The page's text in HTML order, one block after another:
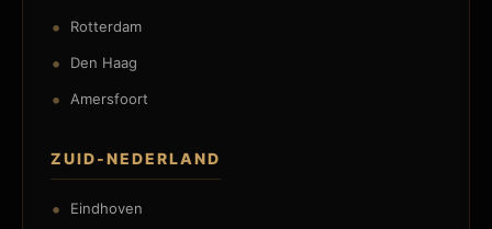
Rotterdam
Den Haag
Amersfoort
ZUID-NEDERLAND
Eindhoven